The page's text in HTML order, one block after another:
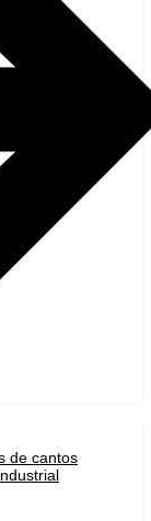
de cantos